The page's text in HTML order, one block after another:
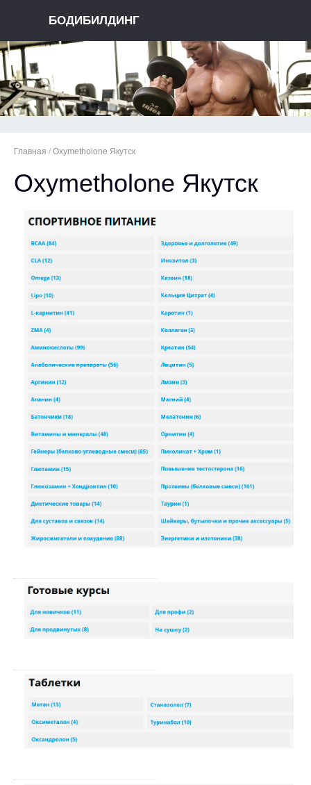
БОДИБИЛДИНГ
Главная / Oxymetholone Якутск
Oxymetholone Якутск